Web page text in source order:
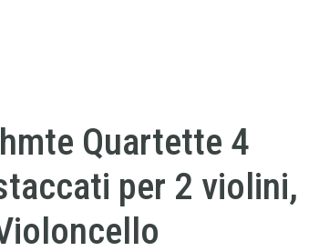
Quartette 4
per 2 violini,